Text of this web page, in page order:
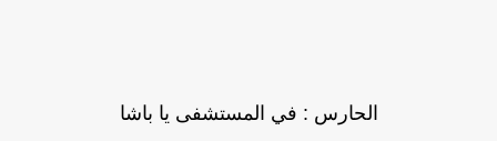
الحارس : في المستشفى يا باشا